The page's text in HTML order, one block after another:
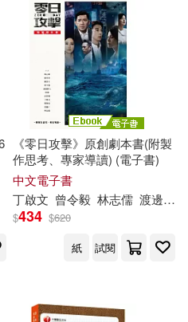
編委會編(18)
(18)
等(18)
鳳(18)
(107)
《零日攻擊》原創劇本書(附製
作思考、專家導讀) (電子書)
中文電子書
丁啟文 曾令毅 林志儒 渡邊將人
$434 $620
紙
試閱